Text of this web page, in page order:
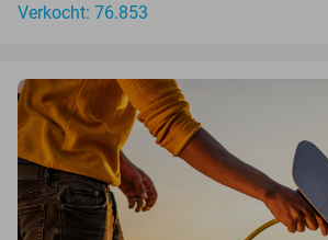
Verkocht: 76.853